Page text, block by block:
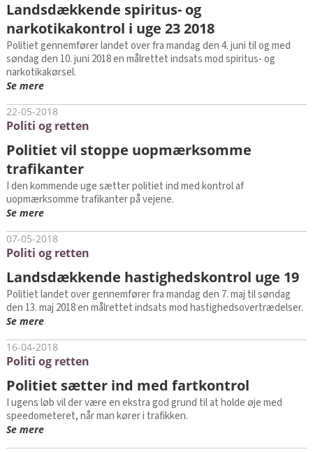
Landsdækkende spiritus- og
narkotikakontrol i uge 23 2018
Politiet gennemfører landet over fra mandag den 4. juni til og med
søndag den 10. juni 2018 en målrettet indsats mod spiritus- og
narkotikakørsel.
Se mere
22-05-2018
Politi og retten
Politiet vil stoppe uopmærksomme
trafikanter
I den kommende uge sætter politiet ind med kontrol af
uopmærksomme trafikanter på vejene.
Se mere
07-05-2018
Politi og retten
Landsdækkende hastighedskontrol uge 19
Politiet landet over gennemfører fra mandag den 7. maj til søndag
den 13. maj 2018 en målrettet indsats mod hastighedsovertrædelser.
Se mere
16-04-2018
Politi og retten
Politiet sætter ind med fartkontrol
I ugens løb vil der være en ekstra god grund til at holde øje med
speedometeret, når man kører i trafikken.
Se mere